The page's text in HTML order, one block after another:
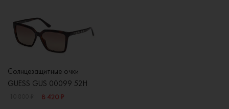
Солнцезащитные очки
GUESS GUS 00099 52H
8 420 ₽